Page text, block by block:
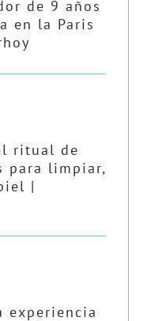
de 9 años
en la Paris
ritual de
para limpiar,
|
experiencia